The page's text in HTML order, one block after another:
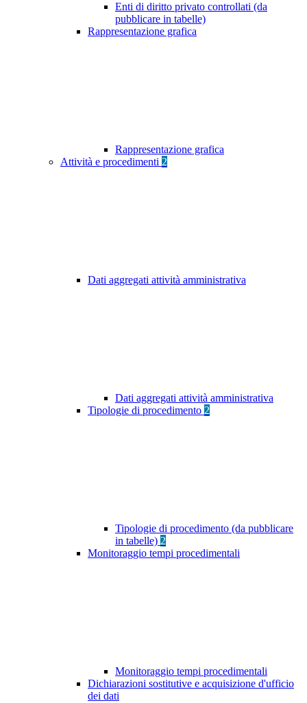
Enti di diritto privato controllati (da
pubblicare in tabelle)
Rappresentazione grafica
Rappresentazione grafica
Attività e procedimenti 2
Dati aggregati attività amministrativa
Dati aggregati attività amministrativa
Tipologie di procedimento 2
Tipologie di procedimento (da pubblicare
in tabelle) 2
Monitoraggio tempi procedimentali
Monitoraggio tempi procedimentali
Dichiarazioni sostitutive e acquisizione d'ufficio
dei dati